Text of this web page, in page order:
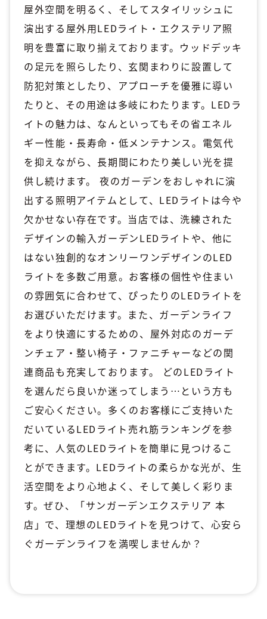
屋外空間を明るく、そしてスタイリッシュに
演出する屋外用LEDライト・エクステリア照
明を豊富に取り揃えております。ウッドデッキ
の足元を照らしたり、玄関まわりに設置して
防犯対策としたり、アプローチを優雅に導い
たりと、その用途は多岐にわたります。LEDラ
イトの魅力は、なんといってもその省エネル
ギー性能・長寿命・低メンテナンス。電気代
を抑えながら、長期間にわたり美しい光を提
供し続けます。 夜のガーデンをおしゃれに演
出する照明アイテムとして、LEDライトは今や
欠かせない存在です。当店では、洗練された
デザインの輸入ガーデンLEDライトや、他に
はない独創的なオンリーワンデザインのLED
ライトを多数ご用意。お客様の個性や住まい
の雰囲気に合わせて、ぴったりのLEDライトを
お選びいただけます。また、ガーデンライフ
をより快適にするための、屋外対応のガーデ
ンチェア・整い椅子・ファニチャーなどの関
連商品も充実しております。 どのLEDライト
を選んだら良いか迷ってしまう…という方も
ご安心ください。多くのお客様にご支持いた
だいているLEDライト売れ筋ランキングを参
考に、人気のLEDライトを簡単に見つけるこ
とができます。LEDライトの柔らかな光が、生
活空間をより心地よく、そして美しく彩りま
す。ぜひ、「サンガーデンエクステリア 本
店」で、理想のLEDライトを見つけて、心安ら
ぐガーデンライフを満喫しませんか？